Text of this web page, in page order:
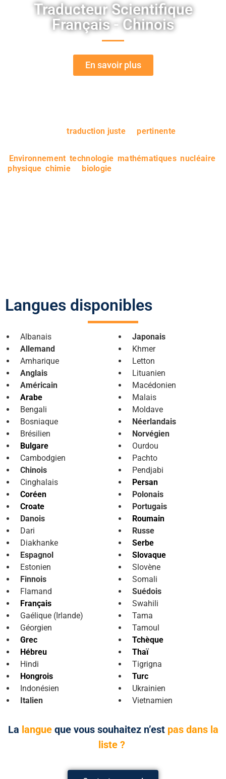
Traducteur Scientifique
Français - Chinois
En savoir plus
fournir unetraduction juste etpertinente
Environnement ,technologie mathématiques,nucléaire
physique ,chimie etbiologie
Langues disponibles
Albanais
Allemand
Amharique
Anglais
Américain
Arabe
Bengali
Bosniaque
Brésilien
Bulgare
Cambodgien
Chinois
Cinghalais
Coréen
Croate
Danois
Dari
Diakhanke
Espagnol
Estonien
Finnois
Flamand
Français
Gaélique (Irlande)
Géorgien
Grec
Hébreu
Hindi
Hongrois
Indonésien
Italien
Japonais
Khmer
Letton
Lituanien
Macédonien
Malais
Moldave
Néerlandais
Norvégien
Ourdou
Pachto
Pendjabi
Persan
Polonais
Portugais
Roumain
Russe
Serbe
Slovaque
Slovène
Somali
Suédois
Swahili
Tama
Tamoul
Tchèque
Thaï
Tigrigna
Turc
Ukrainien
Vietnamien
La langueque vous souhaitez n’est pas dans la
liste ?